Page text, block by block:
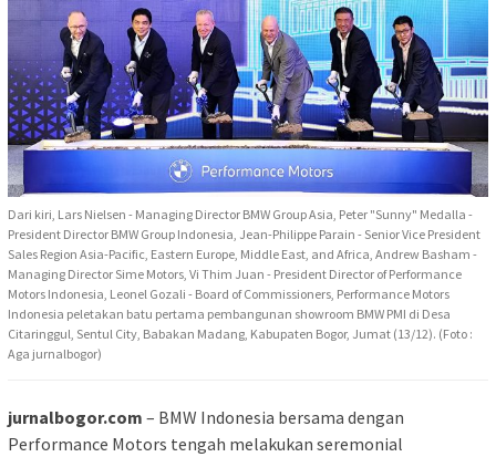
Dari kiri, Lars Nielsen - Managing Director BMW Group Asia, Peter "Sunny" Medalla -
President Director BMW Group Indonesia, Jean-Philippe Parain - Senior Vice President
Sales Region Asia-Pacific, Eastern Europe, Middle East, and Africa, Andrew Basham -
Managing Director Sime Motors, Vi Thim Juan - President Director of Performance
Motors Indonesia, Leonel Gozali - Board of Commissioners, Performance Motors
Indonesia peletakan batu pertama pembangunan showroom BMW PMI di Desa
Citaringgul, Sentul City, Babakan Madang, Kabupaten Bogor, Jumat (13/12). (Foto :
Aga jurnalbogor)
jurnalbogor.com – BMW Indonesia bersama dengan
Performance Motors tengah melakukan seremonial